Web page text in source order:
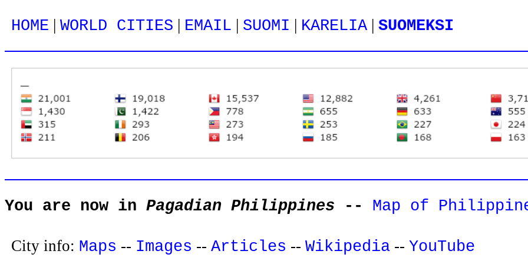
HOME | WORLD CITIES | EMAIL | SUOMI | KARELIA| SUOMEKSI
You are now in Pagadian Philippines -- Map of
City info: Maps -- Images -- Articles -- Wikipedia-- YouTube